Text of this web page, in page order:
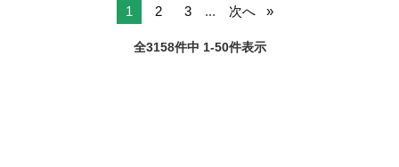
1 2 3 ... 次へ
全3158件中 1-50件表示